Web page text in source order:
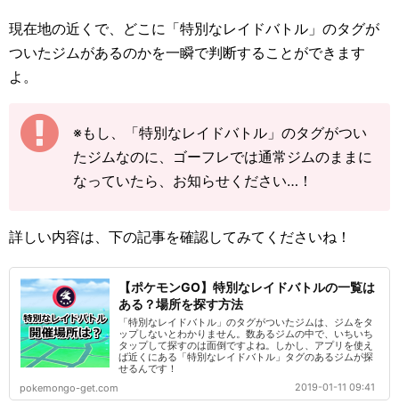
現在地の近くで、どこに「特別なレイドバトル」のタグが
ついたジムがあるのかを一瞬で判断することができます
よ。
※もし、「特別なレイドバトル」のタグがつい
たジムなのに、ゴーフレでは通常ジムのままに
なっていたら、お知らせください…！
詳しい内容は、下の記事を確認してみてくださいね！
【ポケモンGO】特別なレイドバトルの一覧は
ある？場所を探す方法
「特別なレイドバトル」のタグがついたジムは、ジムをタ
ップしないとわかりません。数あるジムの中で、いちいち
タップして探すのは面倒ですよね。しかし、アプリを使え
ば近くにある「特別なレイドバトル」タグのあるジムが探
せるんです！
pokemongo-get.com
2019-01-11 09:41